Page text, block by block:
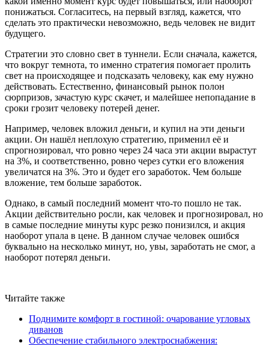
понижаться. Согласитесь, на первый взгляд, кажется, что
сделать это практически невозможно, ведь человек не видит
будущего.
Стратегии это словно свет в туннели. Если сначала, кажется,
что вокруг темнота, то именно стратегия помогает пролить
свет на происходящее и подсказать человеку, как ему нужно
действовать. Естественно, финансовый рынок полон
сюрпризов, зачастую курс скачет, и малейшее непопадание в
сроки грозит человеку потерей денег.
Например, человек вложил деньги, и купил на эти деньги
акции. Он нашёл неплохую стратегию, применил её и
спрогнозировал, что ровно через 24 часа эти акции вырастут
на 3%, и соответственно, ровно через сутки его вложения
увеличатся на 3%. Это и будет его заработок. Чем больше
вложение, тем больше заработок.
Однако, в самый последний момент что-то пошло не так.
Акции действительно росли, как человек и прогнозировал, но
в самые последние минуты курс резко понизился, и акция
наоборот упала в цене. В данном случае человек ошибся
буквально на несколько минут, но, увы, заработать не смог, а
наоборот потерял деньги.
Читайте также
Поднимите комфорт в гостиной: очарование угловых
диванов
Обеспечение стабильного электроснабжения: